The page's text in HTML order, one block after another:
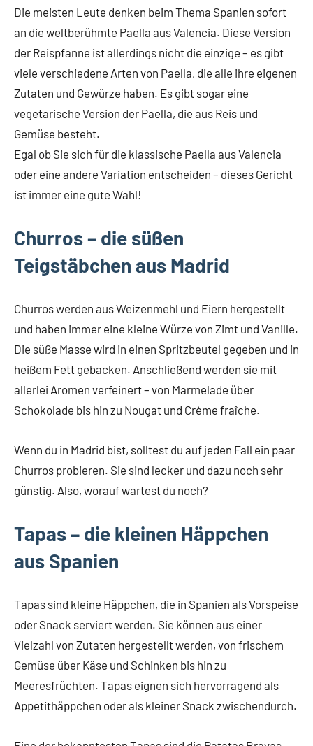
Die meisten Leute denken beim Thema Spanien sofort
an die weltberühmte Paella aus Valencia. Diese Version
der Reispfanne ist allerdings nicht die einzige – es gibt
viele verschiedene Arten von Paella, die alle ihre eigenen
Zutaten und Gewürze haben. Es gibt sogar eine
vegetarische Version der Paella, die aus Reis und
Gemüse besteht.
Egal ob Sie sich für die klassische Paella aus Valencia
oder eine andere Variation entscheiden – dieses Gericht
ist immer eine gute Wahl!
Churros – die süßen
Teigstäbchen aus Madrid
Churros werden aus Weizenmehl und Eiern hergestellt
und haben immer eine kleine Würze von Zimt und Vanille.
Die süße Masse wird in einen Spritzbeutel gegeben und in
heißem Fett gebacken. Anschließend werden sie mit
allerlei Aromen verfeinert – von Marmelade über
Schokolade bis hin zu Nougat und Crème fraîche.
Wenn du in Madrid bist, solltest du auf jeden Fall ein paar
Churros probieren. Sie sind lecker und dazu noch sehr
günstig. Also, worauf wartest du noch?
Tapas – die kleinen Häppchen
aus Spanien
Tapas sind kleine Häppchen, die in Spanien als Vorspeise
oder Snack serviert werden. Sie können aus einer
Vielzahl von Zutaten hergestellt werden, von frischem
Gemüse über Käse und Schinken bis hin zu
Meeresfrüchten. Tapas eignen sich hervorragend als
Appetithäppchen oder als kleiner Snack zwischendurch.